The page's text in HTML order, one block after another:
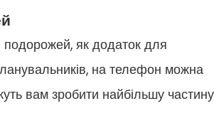
як додаток для
на телефон можна
вам зробити найбільшу частину